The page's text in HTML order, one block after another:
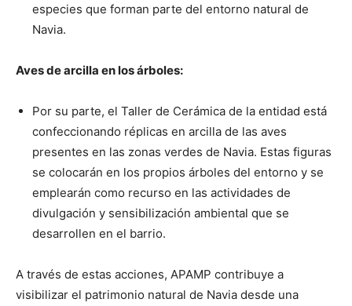
especies que forman parte del entorno natural de
Navia.
Aves de arcilla en los árboles:
Por su parte, el Taller de Cerámica de la entidad está
confeccionando réplicas en arcilla de las aves
presentes en las zonas verdes de Navia. Estas figuras
se colocarán en los propios árboles del entorno y se
emplearán como recurso en las actividades de
divulgación y sensibilización ambiental que se
desarrollen en el barrio.
A través de estas acciones, APAMP contribuye a
visibilizar el patrimonio natural de Navia desde una